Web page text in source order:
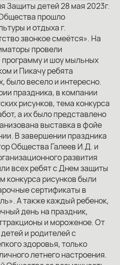
Защиты детей 28 мая 2023г.
прошло
и отдыха г.
звонкое смеётся». На
провели
и шоу мыльных
и Пикачу ребята
было весело и интересно.
праздника, в компании
рисунков, тема конкурса
а их было представлено
выставка в фойе
В завершении праздника
Общества Галеев И.Д. и
развития
всех ребят с Днем защиты
конкурса рисунков были
сертификаты в
А также каждый ребенок,
день на праздник,
и мороженое. От
и родителей с
здоровья, только
летнего настроения.